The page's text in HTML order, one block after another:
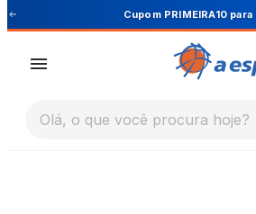
Cupom PRIMEIRA10
Olá, o que você procura hoje?